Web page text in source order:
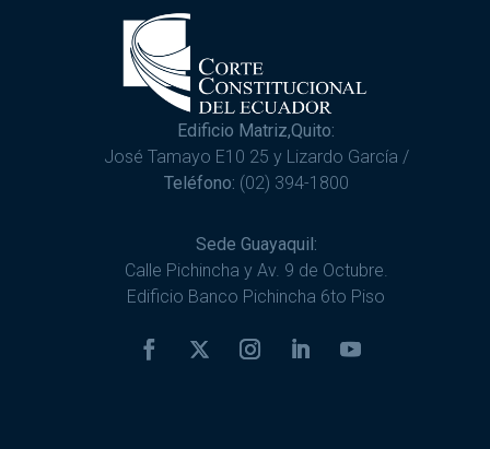
Edificio Matriz,Quito:
José Tamayo E10 25 y Lizardo García /
Teléfono: (02) 394-1800
Sede Guayaquil:
Calle Pichincha y Av. 9 de Octubre.
Edificio Banco Pichincha 6to Piso